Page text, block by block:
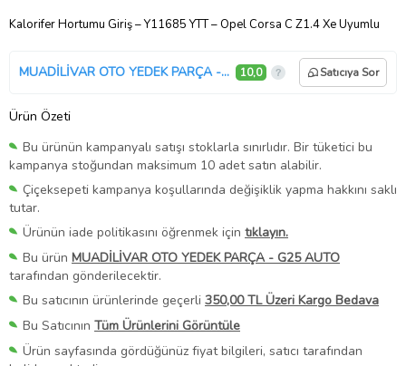
Kalorifer Hortumu Giriş – Y11685 YTT – Opel Corsa C Z1.4 Xe Uyumlu
MUADİLİVAR OTO YEDEK PARÇA - G25 AUTO 10,0 Satıcıya Sor
Ürün Özeti
Bu ürünün kampanyalı satışı stoklarla sınırlıdır. Bir tüketici bu
kampanya stoğundan maksimum 10 adet satın alabilir.
Çiçeksepeti kampanya koşullarında değişiklik yapma hakkını saklı
tutar.
Ürünün iade politikasını öğrenmek için tıklayın.
Bu ürün MUADİLİVAR OTO YEDEK PARÇA - G25 AUTO
tarafından gönderilecektir.
Bu satıcının ürünlerinde geçerli 350,00 TL Üzeri Kargo Bedava
Bu Satıcının Tüm Ürünlerini Görüntüle
Ürün sayfasında gördüğünüz fiyat bilgileri, satıcı tarafından